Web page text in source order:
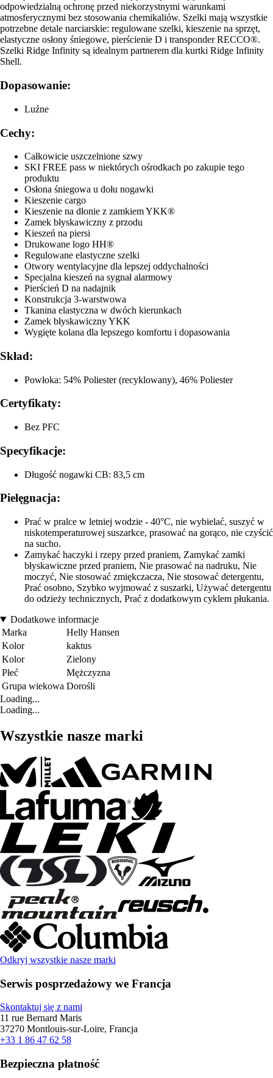
odpowiedzialną ochronę przed niekorzystnymi warunkami
atmosferycznymi bez stosowania chemikaliów. Szelki mają wszystkie
potrzebne detale narciarskie: regulowane szelki, kieszenie na sprzęt,
elastyczne osłony śniegowe, pierścienie D i transponder RECCO®.
Szelki Ridge Infinity są idealnym partnerem dla kurtki Ridge Infinity
Shell.
Dopasowanie:
Luźne
Cechy:
Całkowicie uszczelnione szwy
SKI FREE pass w niektórych ośrodkach po zakupie tego
produktu
Osłona śniegowa u dołu nogawki
Kieszenie cargo
Kieszenie na dłonie z zamkiem YKK®
Zamek błyskawiczny z przodu
Kieszeń na piersi
Drukowane logo HH®
Regulowane elastyczne szelki
Otwory wentylacyjne dla lepszej oddychalności
Specjalna kieszeń na sygnał alarmowy
Pierścień D na nadajnik
Konstrukcja 3-warstwowa
Tkanina elastyczna w dwóch kierunkach
Zamek błyskawiczny YKK
Wygięte kolana dla lepszego komfortu i dopasowania
Skład:
Powłoka: 54% Poliester (recyklowany), 46% Poliester
Certyfikaty:
Bez PFC
Specyfikacje:
Długość nogawki CB: 83,5 cm
Pielęgnacja:
Prać w pralce w letniej wodzie - 40°C, nie wybielać, suszyć w
niskotemperaturowej suszarkce, prasować na gorąco, nie czyścić
na sucho.
Zamykać haczyki i rzepy przed praniem, Zamykać zamki
błyskawiczne przed praniem, Nie prasować na nadruku, Nie
moczyć, Nie stosować zmiękczacza, Nie stosować detergentu,
Prać osobno, Szybko wyjmować z suszarki, Używać detergentu
do odzieży technicznych, Prać z dodatkowym cyklem płukania.
Dodatkowe informacje
Marka
Helly Hansen
Kolor
kaktus
Kolor
Zielony
Płeć
Mężczyzna
Grupa wiekowa Dorośli
Loading...
Loading...
Wszystkie nasze marki
Odkryj wszystkie nasze marki
Serwis posprzedażowy we Francja
Skontaktuj się z nami
11 rue Bernard Maris
37270 Montlouis-sur-Loire, Francja
+33 1 86 47 62 58
Bezpieczna płatność